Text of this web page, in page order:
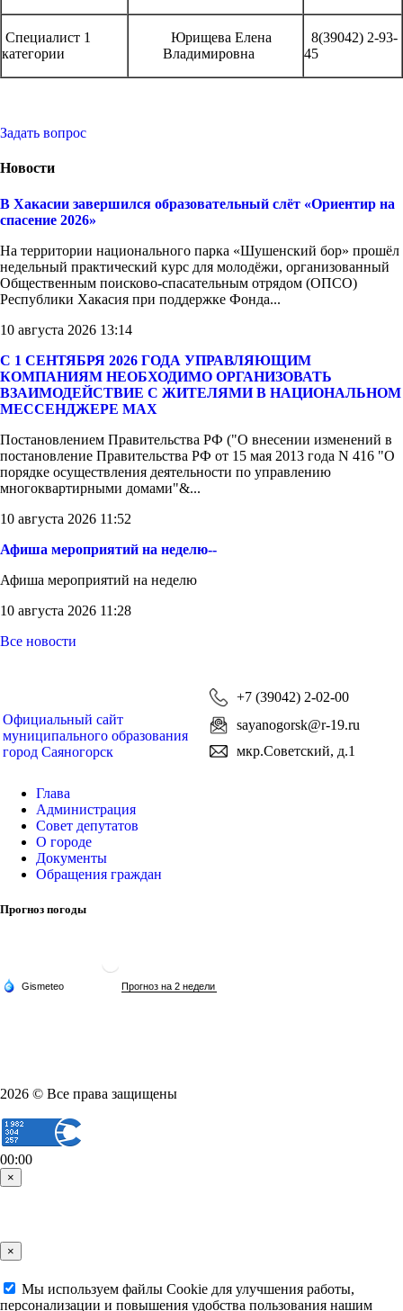
Специалист 1
категории
Юрищева Елена
Владимировна
8(39042) 2-93-
45
Задать вопрос
Новости
В Хакасии завершился образовательный слёт «Ориентир на
спасение 2026»
На территории национального парка «Шушенский бор» прошёл
недельный практический курс для молодёжи, организованный
Общественным поисково-спасательным отрядом (ОПСО)
Республики Хакасия при поддержке Фонда...
10 августа 2026 13:14
С 1 СЕНТЯБРЯ 2026 ГОДА УПРАВЛЯЮЩИМ
КОМПАНИЯМ НЕОБХОДИМО ОРГАНИЗОВАТЬ
ВЗАИМОДЕЙСТВИЕ С ЖИТЕЛЯМИ В НАЦИОНАЛЬНОМ
МЕССЕНДЖЕРЕ MAX
Постановлением Правительства РФ ("О внесении изменений в
постановление Правительства РФ от 15 мая 2013 года N 416 "О
порядке осуществления деятельности по управлению
многоквартирными домами"&...
10 августа 2026 11:52
Афиша мероприятий на неделю--
Афиша мероприятий на неделю
10 августа 2026 11:28
Все новости
Официальный сайт
муниципального образования
город Саяногорск
+7 (39042) 2-02-00
sayanogorsk@r-19.ru
мкр.Советский, д.1
Глава
Администрация
Совет депутатов
О городе
Документы
Обращения граждан
Прогноз погоды
2026 © Все права защищены
00:00
×
×
Мы используем файлы Cookie для улучшения работы,
персонализации и повышения удобства пользования нашим